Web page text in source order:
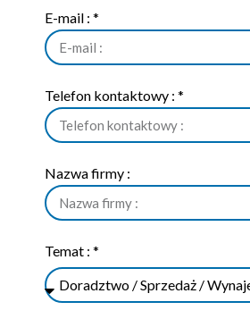
E-mail : *
Telefon kontaktowy : *
Nazwa firmy :
Temat : *